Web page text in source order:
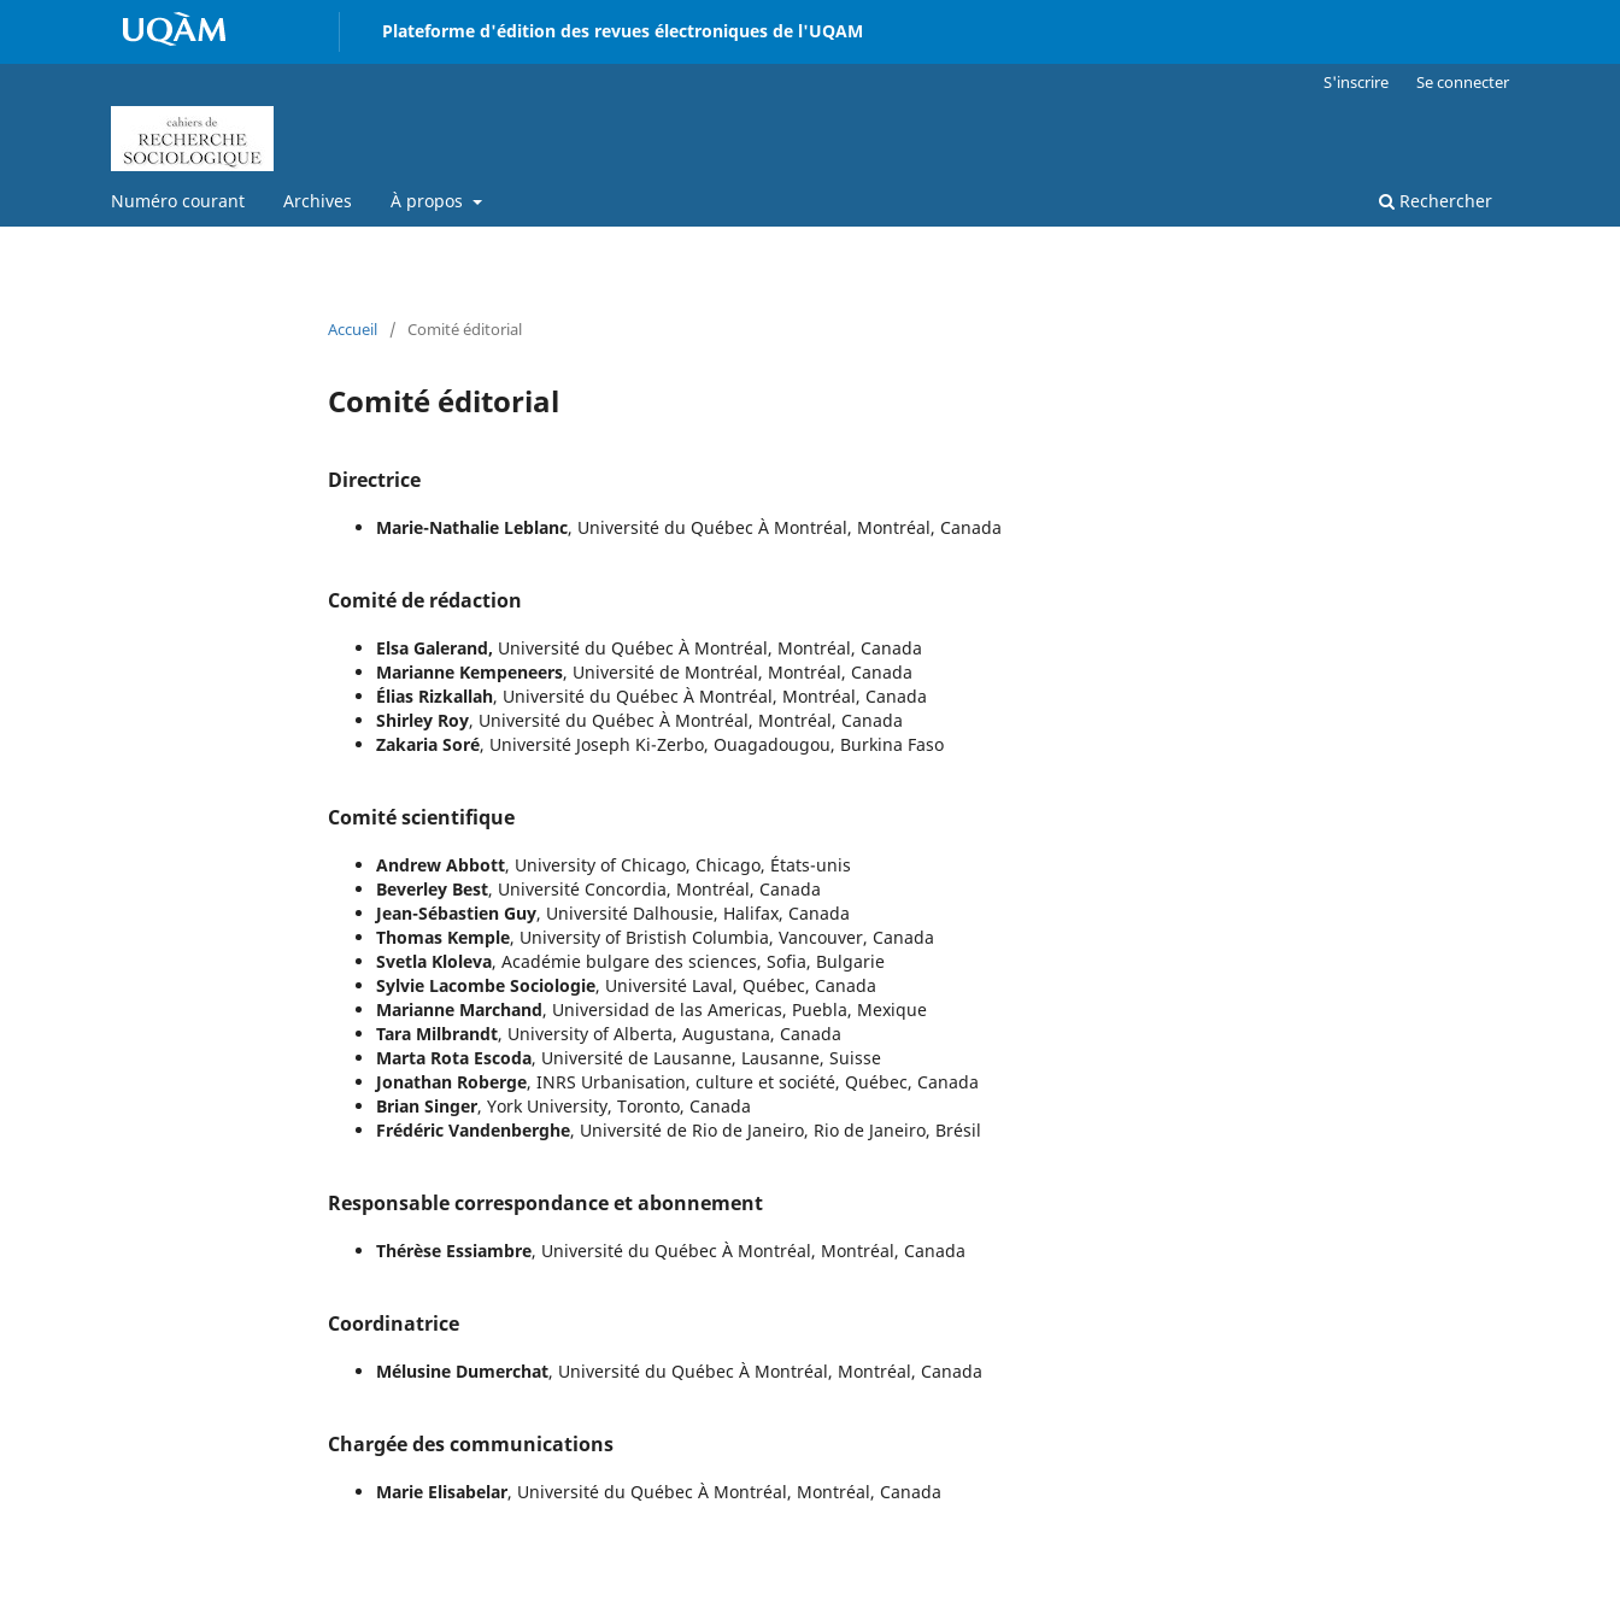
Plateforme d'édition des revues électroniques de l'UQAM
Numéro courant Archives À propos Rechercher
S'inscrire Se connecter
Accueil / Comité éditorial
Comité éditorial
Directrice
Marie-Nathalie Leblanc, Université du Québec À Montréal, Montréal, Canada
Comité de rédaction
Elsa Galerand, Université du Québec À Montréal, Montréal, Canada
Marianne Kempeneers, Université de Montréal, Montréal, Canada
Élias Rizkallah, Université du Québec À Montréal, Montréal, Canada
Shirley Roy, Université du Québec À Montréal, Montréal, Canada
Zakaria Soré, Université Joseph Ki-Zerbo, Ouagadougou, Burkina Faso
Comité scientifique
Andrew Abbott, University of Chicago, Chicago, États-unis
Beverley Best, Université Concordia, Montréal, Canada
Jean-Sébastien Guy, Université Dalhousie, Halifax, Canada
Thomas Kemple, University of Bristish Columbia, Vancouver, Canada
Svetla Kloleva, Académie bulgare des sciences, Sofia, Bulgarie
Sylvie Lacombe Sociologie, Université Laval, Québec, Canada
Marianne Marchand, Universidad de las Americas, Puebla, Mexique
Tara Milbrandt, University of Alberta, Augustana, Canada
Marta Rota Escoda, Université de Lausanne, Lausanne, Suisse
Jonathan Roberge, INRS Urbanisation, culture et société, Québec, Canada
Brian Singer, York University, Toronto, Canada
Frédéric Vandenberghe, Université de Rio de Janeiro, Rio de Janeiro, Brésil
Responsable correspondance et abonnement
Thérèse Essiambre, Université du Québec À Montréal, Montréal, Canada
Coordinatrice
Mélusine Dumerchat, Université du Québec À Montréal, Montréal, Canada
Chargée des communications
Marie Elisabelar, Université du Québec À Montréal, Montréal, Canada